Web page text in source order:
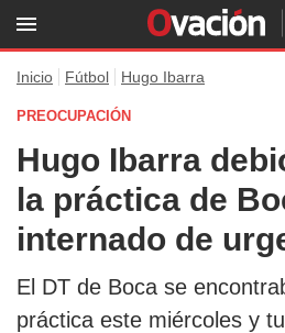
Inicio Fútbol Hugo Ibarra
PREOCUPACIÓN
Hugo Ibarra
la práctica de
internado de
El DT de Boca se
práctica este miércoles y